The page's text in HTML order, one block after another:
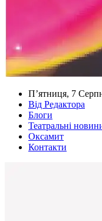
П’ятниця, 7
Від Редактора
Блоги
Театральні
Оксамит
Контакти